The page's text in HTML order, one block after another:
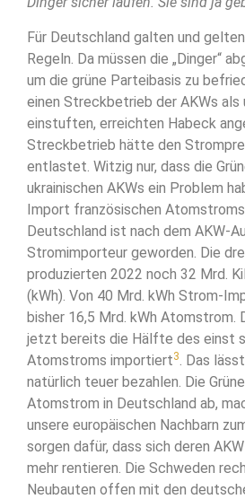
Für Deutschland galten und
Regeln. Da müssen die „Dinger“
um die grüne Parteibasis zu
einen Streckbetrieb der AKWs als
einstuften, erreichten Habeck
Streckbetrieb hätte den
entlastet. Witzig nur, dass die
ukrainischen AKWs ein Problem
Import französischen
Deutschland ist nach dem AKW-
Stromimporteur geworden. Die
produzierten 2022 noch 32 Mrd.
(kWh). Von 40 Mrd. kWh Strom-
bisher 16,5 Mrd. kWh Atomstrom.
jetzt bereits die Hälfte des einst
Atomstroms importiert3. Das
natürlich teuer bezahlen. Die
Atomstrom in Deutschland ab,
unsere europäischen Nachbarn
sorgen dafür, dass sich deren
mehr rentieren. Die Schweden
Neubauten offen mit den